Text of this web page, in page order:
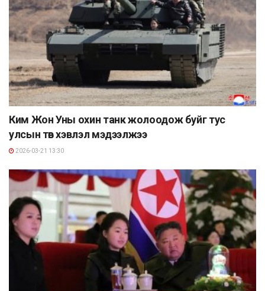
Ким Жон Уны охин танк жолоодож буйг тус
улсын төв хэвлэл мэдээлжээ
2026-03-21 13:30